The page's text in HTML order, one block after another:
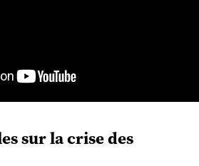
sur la crise des